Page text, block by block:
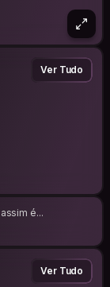
Ver Tudo
é...
Ver Tudo